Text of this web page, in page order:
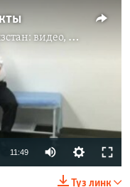
фото, кабарлар
available
11:49
Түз линк